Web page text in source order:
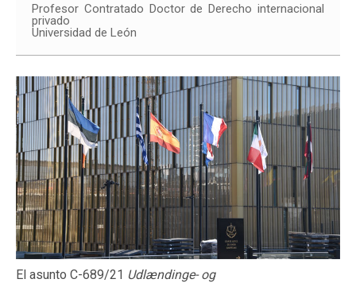
Profesor Contratado Doctor de Derecho internacional
privado
Universidad de León
El asunto C-689/21 Udlændinge- og